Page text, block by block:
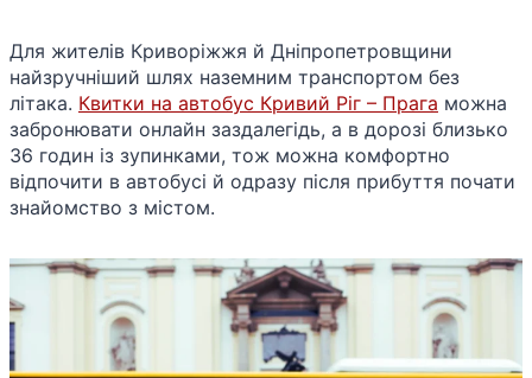
Для жителів Криворіжжя й Дніпропетровщини
найзручніший шлях наземним транспортом без
літака. Квитки на автобус Кривий Ріг – Прага можна
забронювати онлайн заздалегідь, а в дорозі близько
36 годин із зупинками, тож можна комфортно
відпочити в автобусі й одразу після прибуття почати
знайомство з містом.